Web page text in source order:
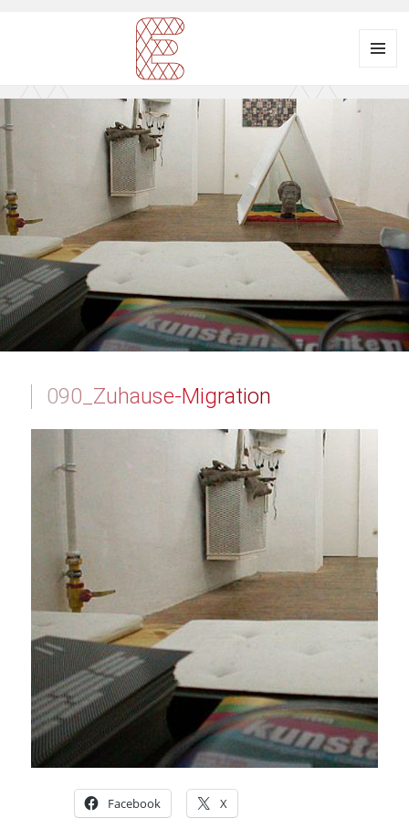
Ausstellungsraum
EULENGASSE
und
090_Zuhause-Migration
Facebook X